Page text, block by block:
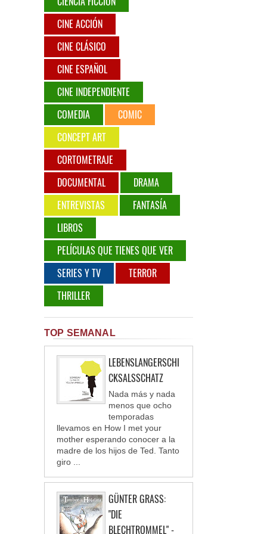
CINE ACCIÓN
CINE CLÁSICO
CINE ESPAÑOL
CINE INDEPENDIENTE
COMEDIA
COMIC
CONCEPT ART
CORTOMETRAJE
DOCUMENTAL
DRAMA
ENTREVISTAS
FANTASÍA
LIBROS
PELÍCULAS QUE TIENES QUE VER
SERIES Y TV
TERROR
THRILLER
TOP SEMANAL
LEBENSLANGERSCHI
CKSALSSCHATZ
Nada más y nada
menos que ocho
temporadas
llevamos en How I met your
mother esperando conocer a la
madre de los hijos de Ted. Tanto
giro ...
GÜNTER GRASS:
"DIE
BLECHTROMMEL" -